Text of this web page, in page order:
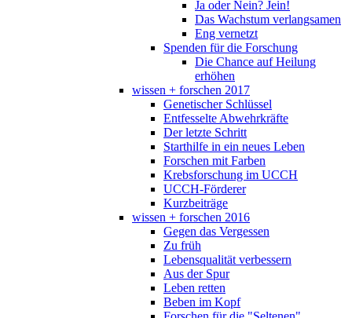
Ja oder Nein? Jein!
Das Wachstum verlangsamen
Eng vernetzt
Spenden für die Forschung
Die Chance auf Heilung
erhöhen
wissen + forschen 2017
Genetischer Schlüssel
Entfesselte Abwehrkräfte
Der letzte Schritt
Starthilfe in ein neues Leben
Forschen mit Farben
Krebsforschung im UCCH
UCCH-Förderer
Kurzbeiträge
wissen + forschen 2016
Gegen das Vergessen
Zu früh
Lebensqualität verbessern
Aus der Spur
Leben retten
Beben im Kopf